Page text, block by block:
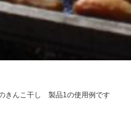
きんこ干し 製品1の使用例です